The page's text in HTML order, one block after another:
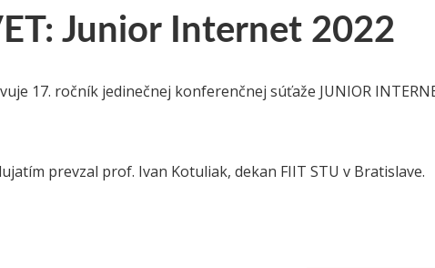
Junior Internet 2022
17. ročník jedinečnej konferenčnej súťaže JUNIOR
prevzal prof. Ivan Kotuliak, dekan FIIT STU v Bratislave.